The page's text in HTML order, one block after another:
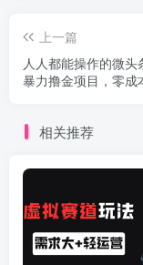
上一篇
人人都能操作的微头
暴力撸金项目，零成
相关推荐